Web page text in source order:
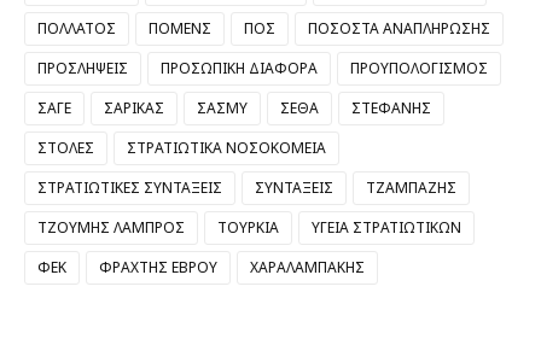
ΠΟΛΛΑΤΟΣ
ΠΟΜΕΝΣ ΠΟΣ
ΠΟΣΟΣΤΑ ΑΝΑΠΛΗΡΩΣΗΣ
ΠΡΟΣΛΗΨΕΙΣ
ΠΡΟΣΩΠΙΚΗ ΔΙΑΦΟΡΑ
ΠΡΟΥΠΟΛΟΓΙΣΜΟΣ
ΣΑΓΕ
ΣΑΡΙΚΑΣ ΣΑΣΜΥ ΣΕΘΑ
ΣΤΕΦΑΝΗΣ
ΣΤΟΛΕΣ
ΣΤΡΑΤΙΩΤΙΚΑ ΝΟΣΟΚΟΜΕΙΑ
ΣΤΡΑΤΙΩΤΙΚΕΣ ΣΥΝΤΑΞΕΙΣ
ΣΥΝΤΑΞΕΙΣ
ΤΖΑΜΠΑΖΗΣ
ΤΖΟΥΜΗΣ ΛΑΜΠΡΟΣ
ΤΟΥΡΚΙΑ
ΥΓΕΙΑ ΣΤΡΑΤΙΩΤΙΚΩΝ
ΦΕΚ
ΦΡΑΧΤΗΣ ΕΒΡΟΥ ΧΑΡΑΛΑΜΠΑΚΗΣ